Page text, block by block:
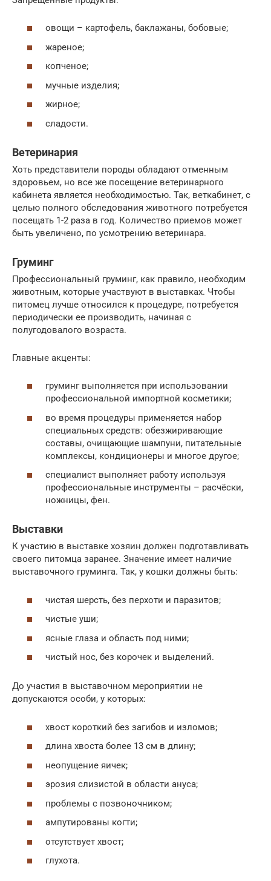
овощи – картофель, баклажаны, бобовые;
жареное;
копченое;
мучные изделия;
жирное;
сладости.
Ветеринария
Хоть представители породы обладают отменным
здоровьем, но все же посещение ветеринарного
кабинета является необходимостью. Так, веткабинет, с
целью полного обследования животного потребуется
посещать 1-2 раза в год. Количество приемов может
быть увеличено, по усмотрению ветеринара.
Груминг
Профессиональный груминг, как правило, необходим
животным, которые участвуют в выставках. Чтобы
питомец лучше относился к процедуре, потребуется
периодически ее производить, начиная с
полугодовалого возраста.
Главные акценты:
груминг выполняется при использовании
профессиональной импортной косметики;
во время процедуры применяется набор
специальных средств: обезжиривающие
составы, очищающие шампуни, питательные
комплексы, кондиционеры и многое другое;
специалист выполняет работу используя
профессиональные инструменты – расчёски,
ножницы, фен.
Выставки
К участию в выставке хозяин должен подготавливать
своего питомца заранее. Значение имеет наличие
выставочного груминга. Так, у кошки должны быть:
чистая шерсть, без перхоти и паразитов;
чистые уши;
ясные глаза и область под ними;
чистый нос, без корочек и выделений.
До участия в выставочном мероприятии не
допускаются особи, у которых:
хвост короткий без загибов и изломов;
длина хвоста более 13 см в длину;
неопущение яичек;
эрозия слизистой в области ануса;
проблемы с позвоночником;
ампутированы когти;
отсутствует хвост;
глухота.